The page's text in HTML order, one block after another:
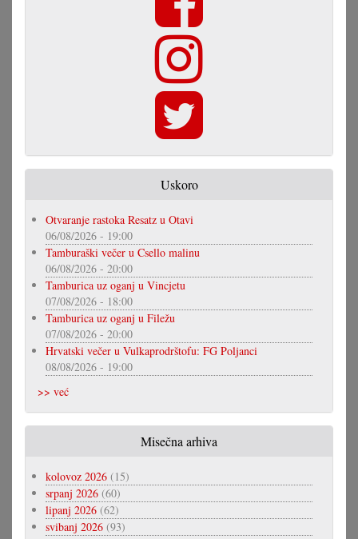
Uskoro
Otvaranje rastoka Resatz u Otavi
06/08/2026 - 19:00
Tamburaški večer u Csello malinu
06/08/2026 - 20:00
Tamburica uz oganj u Vincjetu
07/08/2026 - 18:00
Tamburica uz oganj u Filežu
07/08/2026 - 20:00
Hrvatski večer u Vulkaprodrštofu: FG Poljanci
08/08/2026 - 19:00
>> već
Misečna arhiva
kolovoz 2026 (15)
srpanj 2026 (60)
lipanj 2026 (62)
svibanj 2026 (93)